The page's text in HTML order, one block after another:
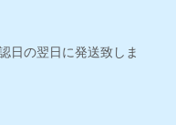
日の翌日に発送致しま